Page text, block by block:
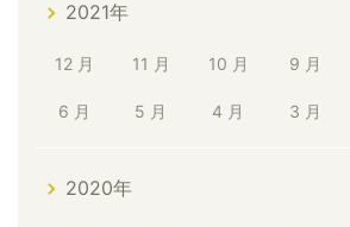
2021年
12 月 11 月 10 月 9 月
6 月 5 月 4 月 3 月
2020年